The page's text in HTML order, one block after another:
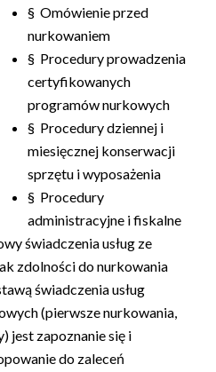
§ Omówienie przed
nurkowaniem
§ Procedury prowadzenia
certyfikowanych
programów nurkowych
§ Procedury dziennej i
miesięcznej konserwacji
sprzętu i wyposażenia
§ Procedury
administracyjne i fiskalne
świadczenia usług ze
zdolności do nurkowania
świadczenia usług
(pierwsze nurkowania,
jest zapoznanie się i
do zaleceń